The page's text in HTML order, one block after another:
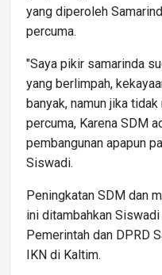
yang diperoleh
percuma.
"Saya pikir samarinda
yang berlimpah,
banyak, namun jika
percuma, Karena SDM
pembangunan apapun
Siswadi.
Peningkatan SDM dan
ini ditambahkan
Pemerintah dan DPRD
IKN di Kaltim.